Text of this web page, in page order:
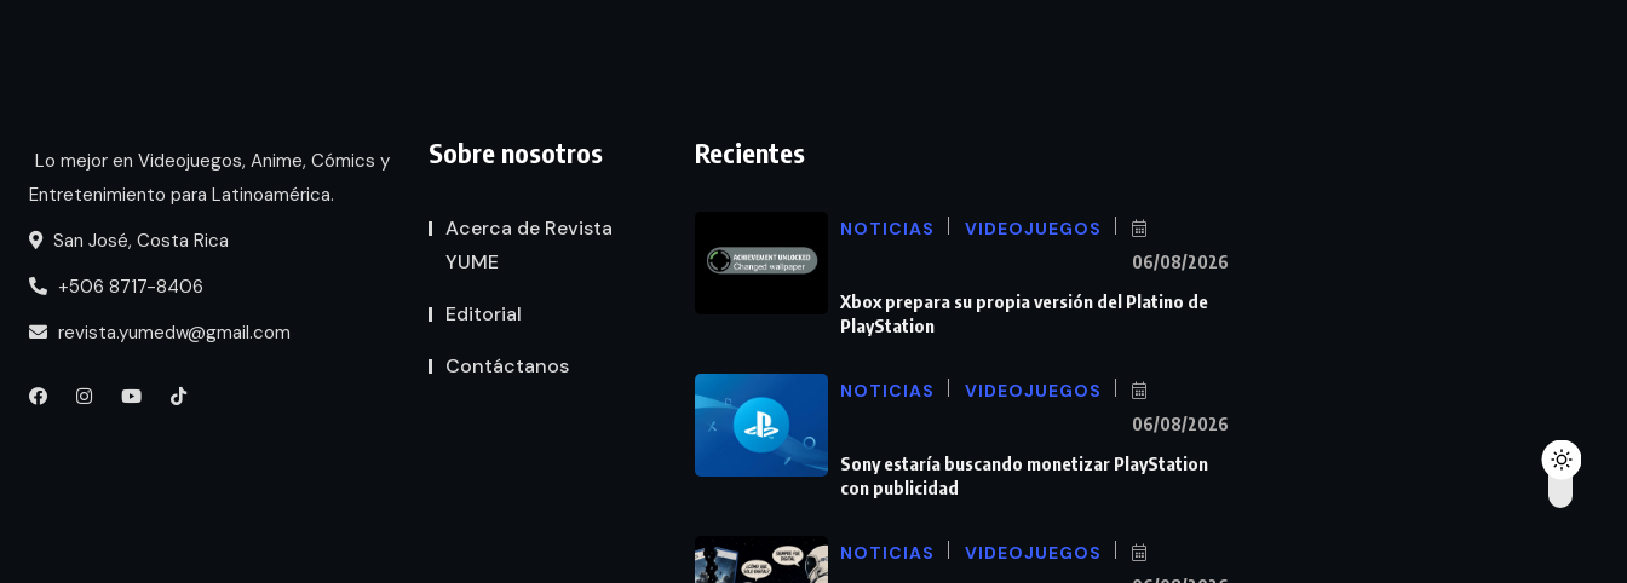
Lo mejor en Videojuegos, Anime, Cómics y
Entretenimiento para Latinoamérica.
San José, Costa Rica
+506 8717-8406
revista.yumedw@gmail.com
Sobre nosotros
Acerca de Revista
YUME
Editorial
Contáctanos
Recientes
NOTICIAS VIDEOJUEGOS
06/08/2026
Xbox prepara su propia versión del Platino de
PlayStation
NOTICIAS VIDEOJUEGOS
06/08/2026
Sony estaría buscando monetizar PlayStation
con publicidad
NOTICIAS VIDEOJUEGOS